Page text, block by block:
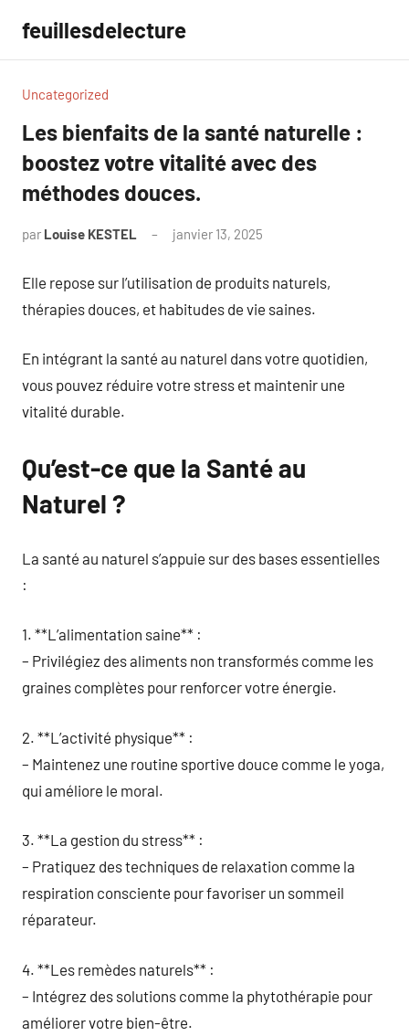
contenu
feuillesdelecture
Uncategorized
Les bienfaits de la santé naturelle :
boostez votre vitalité avec des
méthodes douces.
par Louise KESTEL janvier 13, 2025
Elle repose sur l’utilisation de produits naturels,
thérapies douces, et habitudes de vie saines.
En intégrant la santé au naturel dans votre quotidien,
vous pouvez réduire votre stress et maintenir une
vitalité durable.
Qu’est-ce que la Santé au
Naturel ?
La santé au naturel s’appuie sur des bases essentielles
:
1. **L’alimentation saine** :
– Privilégiez des aliments non transformés comme les
graines complètes pour renforcer votre énergie.
2. **L’activité physique** :
– Maintenez une routine sportive douce comme le yoga,
qui améliore le moral.
3. **La gestion du stress** :
– Pratiquez des techniques de relaxation comme la
respiration consciente pour favoriser un sommeil
réparateur.
4. **Les remèdes naturels** :
– Intégrez des solutions comme la phytothérapie pour
améliorer votre bien-être.